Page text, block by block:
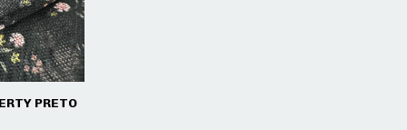
PRETO